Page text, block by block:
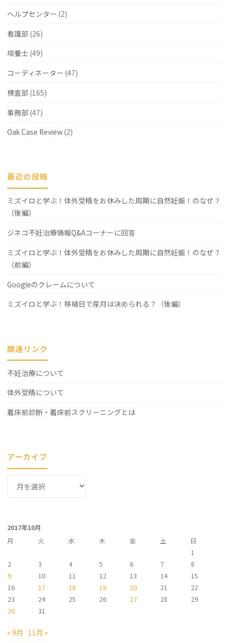
ヘルプセンター (2)
看護部 (26)
培養士 (49)
コーディネーター (47)
検査部 (165)
事務部 (47)
Oak Case Review(2)
最近の投稿
ミズイロと学ぶ！体外受精をお休みした周期に自然妊娠！のなぜ？
（後編）
ジネコ不妊治療情報Q&Aコーナーに回答
ミズイロと学ぶ！体外受精をお休みした周期に自然妊娠！のなぜ？
（前編）
Googleのクレームについて
ミズイロと学ぶ！移植日で産月は決められる？（後編）
関連リンク
不妊治療について
体外受精について
着床前診断・着床前スクリーニングとは
アーカイブ
ブ
2017年10月
月
火 水 木 金 土
日
1
2
3 4 5 6 7
8
9
10 11 12 13 14
15
16
17 18 19 20 21
22
23
24 25 26 27 28
29
30
31
« 9月 11月 »